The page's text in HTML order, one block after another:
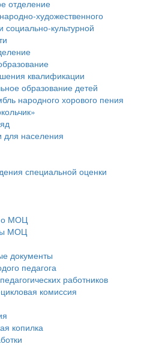
отделение
художественного
социально-культурной
квалификации
образование детей
народного хорового пения
для населения
специальной оценки
о МОЦ
МОЦ
документы
педагога
работников
комиссия
копилка